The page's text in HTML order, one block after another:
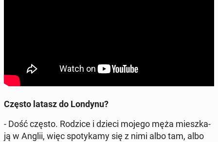
Często latasz do Londynu?
- Dość często. Rodzice i dzieci mojego męża miesz­ka­
ją w Anglii, więc spo­ty­ka­my się z nimi albo tam, albo